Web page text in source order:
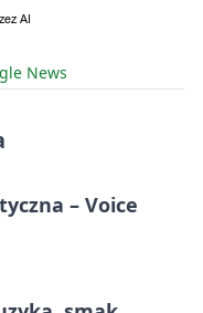
News
– Voice